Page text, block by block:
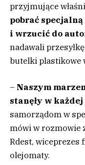
przyjmujące
pobrać
i wrzucić do
nadawali
butelki plastikowe
– Naszym
stanęły w
samorządom w
mówi w rozmowie
Rdest, wiceprezes
olejomaty.